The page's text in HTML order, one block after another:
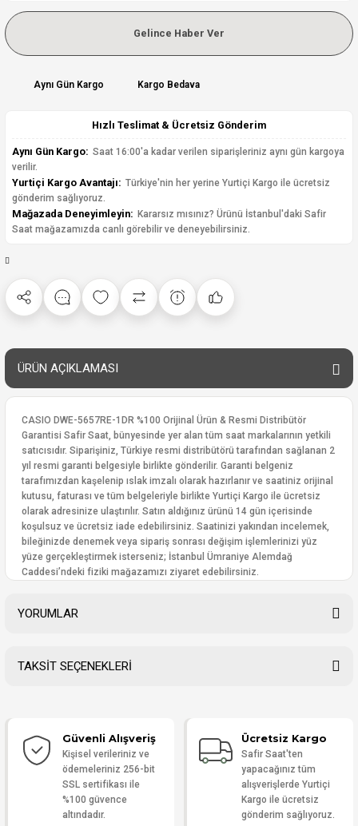
Gelince Haber Ver
Aynı Gün Kargo Kargo Bedava
Hızlı Teslimat & Ücretsiz Gönderim
Aynı Gün Kargo: Saat 16:00'a kadar verilen siparişleriniz aynı gün kargoya
verilir.
Yurtiçi Kargo Avantajı: Türkiye'nin her yerine Yurtiçi Kargo ile ücretsiz
gönderim sağlıyoruz.
Mağazada Deneyimleyin: Kararsız mısınız? Ürünü İstanbul'daki Safir
Saat mağazamızda canlı görebilir ve deneyebilirsiniz.
ÜRÜN AÇIKLAMASI
CASIO DWE-5657RE-1DR %100 Orijinal Ürün & Resmi Distribütör
Garantisi Safir Saat, bünyesinde yer alan tüm saat markalarının yetkili
satıcısıdır. Siparişiniz, Türkiye resmi distribütörü tarafından sağlanan 2
yıl resmi garanti belgesiyle birlikte gönderilir. Garanti belgeniz
tarafımızdan kaşelenip ıslak imzalı olarak hazırlanır ve saatiniz orijinal
kutusu, faturası ve tüm belgeleriyle birlikte Yurtiçi Kargo ile ücretsiz
olarak adresinize ulaştırılır. Satın aldığınız ürünü 14 gün içerisinde
koşulsuz ve ücretsiz iade edebilirsiniz. Saatinizi yakından incelemek,
bileğinizde denemek veya sipariş sonrası değişim işlemlerinizi yüz
yüze gerçekleştirmek isterseniz; İstanbul Ümraniye Alemdağ
Caddesi’ndeki fiziki mağazamızı ziyaret edebilirsiniz.
YORUMLAR
Yorum Yaz
TAKSİT SEÇENEKLERİ
Güvenli Alışveriş
Kişisel verileriniz ve
ödemeleriniz 256-bit
SSL sertifikası ile
%100 güvence
altındadır.
Ücretsiz Kargo
Safir Saat'ten
yapacağınız tüm
alışverişlerde Yurtiçi
Kargo ile ücretsiz
gönderim sağlıyoruz.